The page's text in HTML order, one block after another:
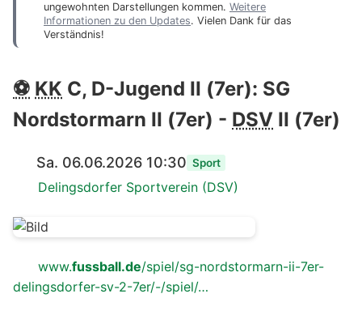
ungewohnten Darstellungen kommen. Weitere
Informationen zu den Updates. Vielen Dank für das
Verständnis!
⚽ KK C, D-Jugend II (7er): SG
Nordstormarn II (7er) - DSV II (7er)
Sa. 06.06.2026 10:30 Sport
Delingsdorfer Sportverein (DSV)
www.fussball.de/spiel/sg-nordstormarn-ii-7er-
delingsdorfer-sv-2-7er/-/spiel/…